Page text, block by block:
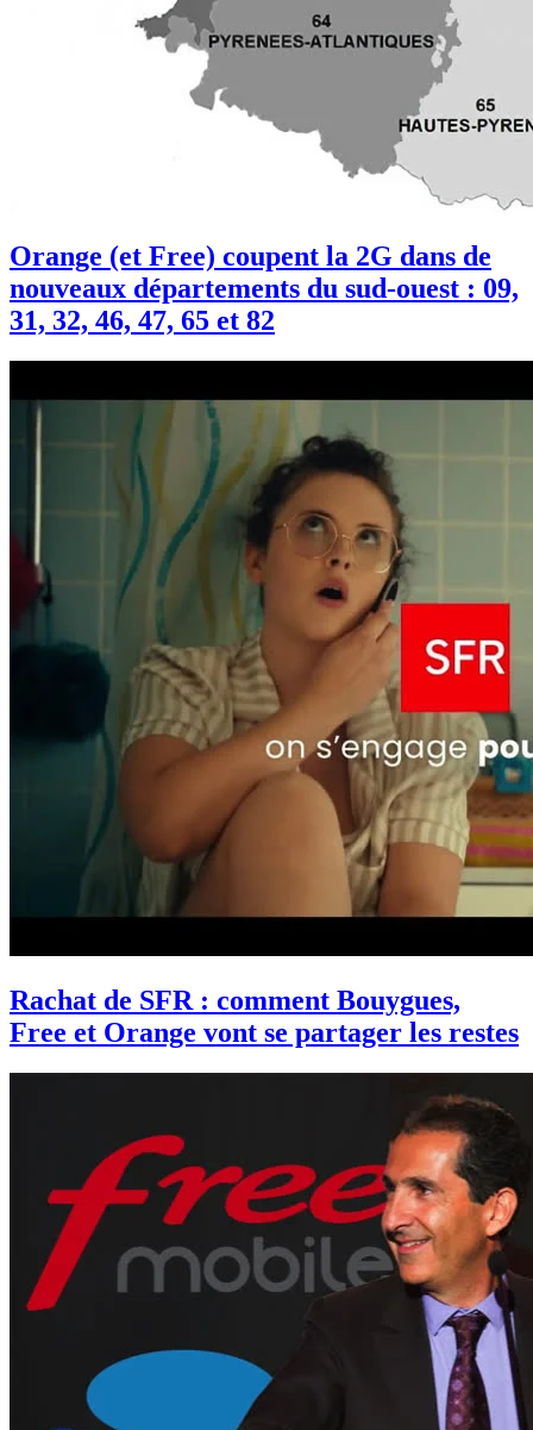
Orange (et Free) coupent la 2G dans de
nouveaux départements du sud-ouest : 09,
31, 32, 46, 47, 65 et 82
Rachat de SFR : comment Bouygues,
Free et Orange vont se partager les restes